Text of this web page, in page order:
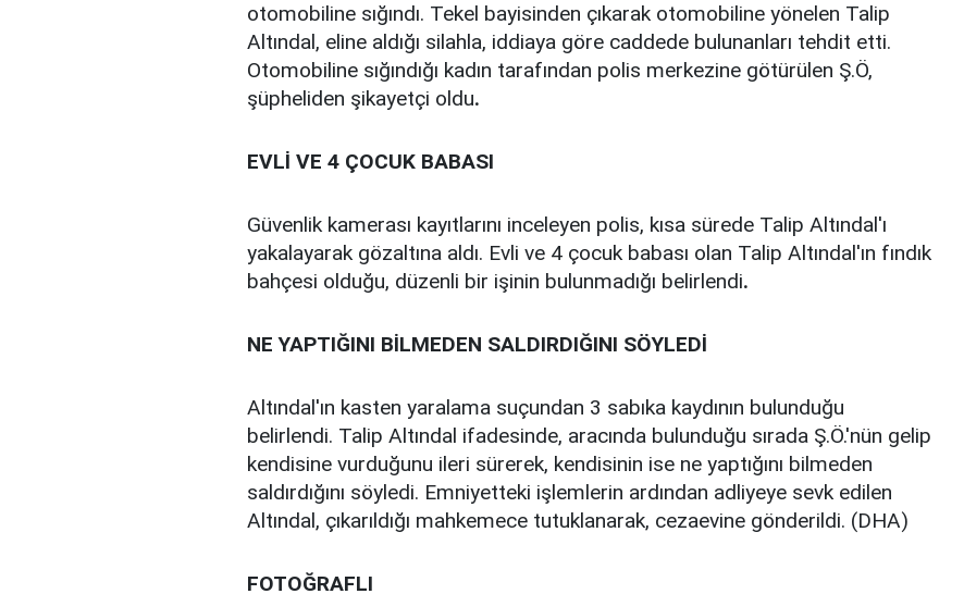
otomobiline sığındı. Tekel bayisinden çıkarak otomobiline yönelen Talip
Altındal, eline aldığı silahla, iddiaya göre caddede bulunanları tehdit etti.
Otomobiline sığındığı kadın tarafından polis merkezine götürülen Ş.Ö,
şüpheliden şikayetçi oldu.
EVLİ VE 4 ÇOCUK BABASI
Güvenlik kamerası kayıtlarını inceleyen polis, kısa sürede Talip Altındal'ı
yakalayarak gözaltına aldı. Evli ve 4 çocuk babası olan Talip Altındal'ın fındık
bahçesi olduğu, düzenli bir işinin bulunmadığı belirlendi.
NE YAPTIĞINI BİLMEDEN SALDIRDIĞINI SÖYLEDİ
Altındal'ın kasten yaralama suçundan 3 sabıka kaydının bulunduğu
belirlendi. Talip Altındal ifadesinde, aracında bulunduğu sırada Ş.Ö.'nün gelip
kendisine vurduğunu ileri sürerek, kendisinin ise ne yaptığını bilmeden
saldırdığını söyledi. Emniyetteki işlemlerin ardından adliyeye sevk edilen
Altındal, çıkarıldığı mahkemece tutuklanarak, cezaevine gönderildi. (DHA)
FOTOĞRAFLI